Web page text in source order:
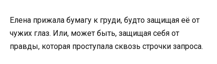
Елена прижала бумагу к груди, будто защищая её от
чужих глаз. Или, может быть, защищая себя от
правды, которая проступала сквозь строчки запроса.